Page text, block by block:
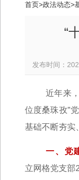
首页>政法动态>
“
发布时间：
近年来
位度桑珠孜”
基础不断夯实
一、党
立网格党支部